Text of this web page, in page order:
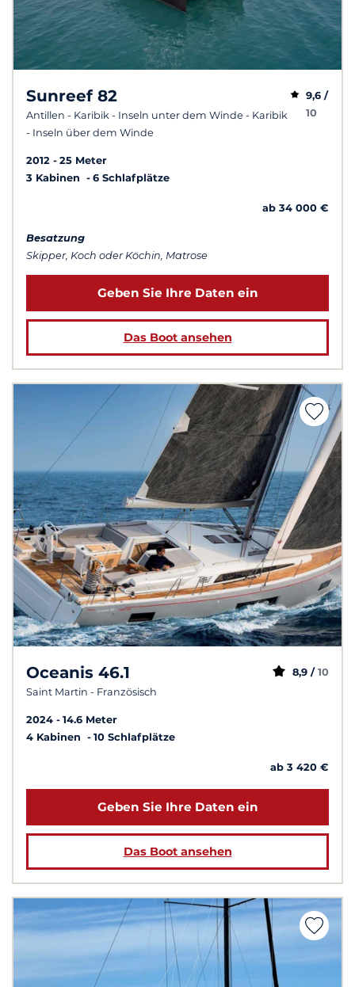
Sunreef 82
Antillen - Karibik - Inseln unter dem Winde - Karibik
- Inseln über dem Winde
9,6 /
10
2012
25 Meter
3 Kabinen
6 Schlafplätze
ab 34 000 €
Besatzung
Skipper, Koch oder Köchin, Matrose
Geben Sie Ihre Daten ein
Das Boot ansehen
Oceanis 46.1
Saint Martin - Französisch
8,9 / 10
2024
14.6 Meter
4 Kabinen
10 Schlafplätze
ab 3 420 €
Geben Sie Ihre Daten ein
Das Boot ansehen